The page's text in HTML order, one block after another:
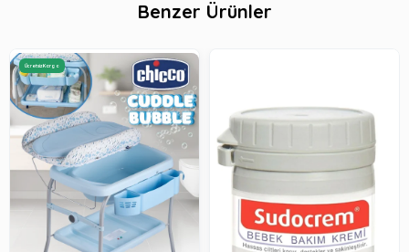
Benzer Ürünler
Ücretsiz Kargo